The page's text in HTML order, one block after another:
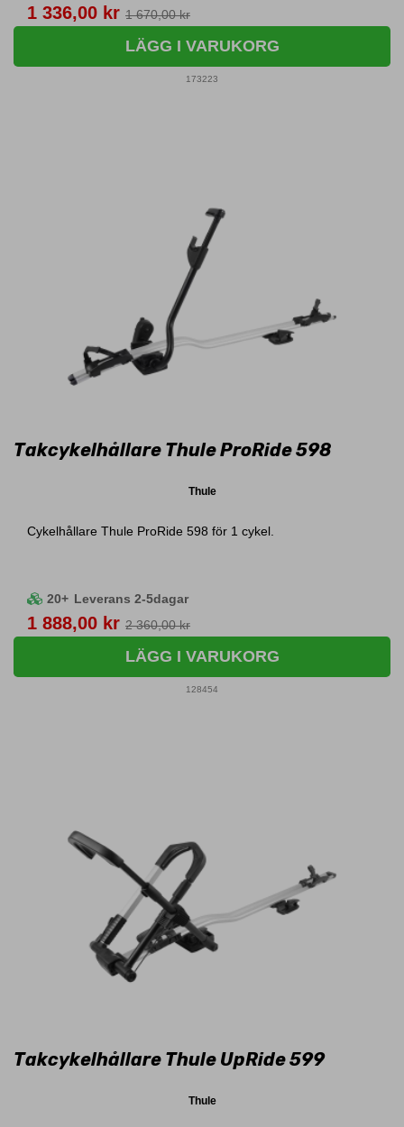
Pris
1 336,00 kr 1 670,00 kr
LÄGG I VARUKORG
173223
Takcykelhållare Thule ProRide 598
Thule
Cykelhållare Thule ProRide 598 för 1 cykel.
20+ Leverans 2-5dagar
Pris
1 888,00 kr 2 360,00 kr
LÄGG I VARUKORG
128454
Takcykelhållare Thule UpRide 599
Thule